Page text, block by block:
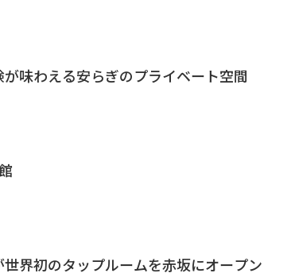
味わえる安らぎのプライベート空間
界初のタップルームを赤坂にオープン